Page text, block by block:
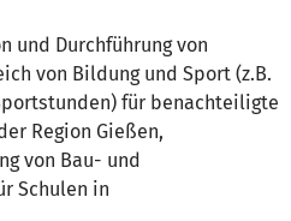
und Durchführung von
von Bildung und Sport (z.B.
für benachteiligte
Region Gießen,
von Bau- und
Schulen in